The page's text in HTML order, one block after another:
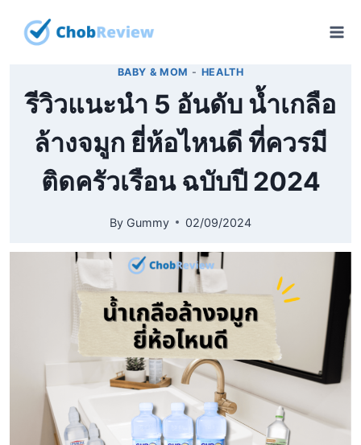
BABY & MOM - HEALTH
รีวิวแนะนำ 5 อันดับ น้ำเกลือ
ล้างจมูก ยี่ห้อไหนดี ที่ควรมี
ติดครัวเรือน ฉบับปี 2024
By Gummy 02/09/2024